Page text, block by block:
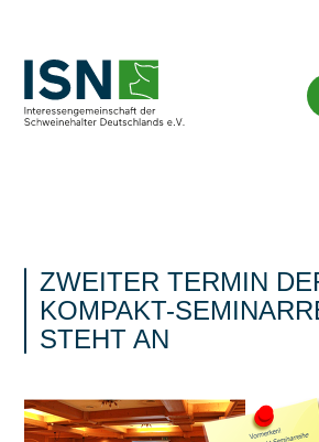
ZWEITER TERMIN
KOMPAKT-
STEHT AN